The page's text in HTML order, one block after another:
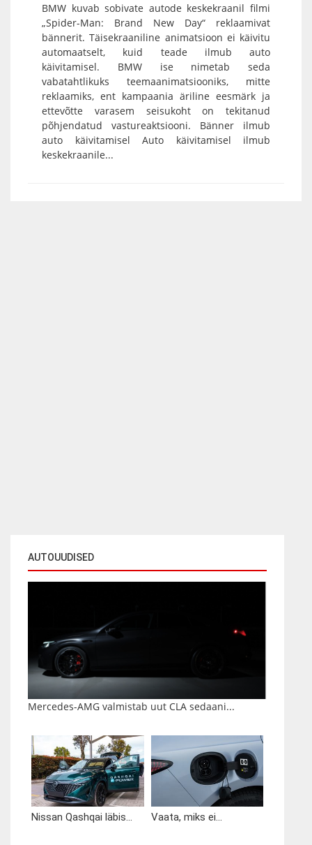
AUTOUUDISED
Mercedes-AMG valmistab uut CLA sedaani...
Nissan Qashqai läbis... Vaata, miks ei...
BMW kuvab sobivate autode keskekraanil filmi
„Spider-Man: Brand New Day“ reklaamivat
bännerit. Täisekraaniline animatsioon ei käivitu
automaatselt, kuid teade ilmub auto
käivitamisel. BMW ise nimetab seda
vabatahtlikuks teemaanimatsiooniks, mitte
reklaamiks, ent kampaania äriline eesmärk ja
ettevõtte varasem seisukoht on tekitanud
põhjendatud vastureaktsiooni. Bänner ilmub
auto käivitamisel Auto käivitamisel ilmub
keskekraanile...